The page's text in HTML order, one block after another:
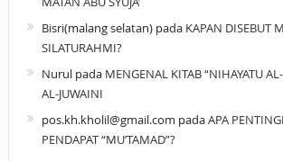
Bisri(malang selatan)pada KAPAN DISEBUT
SILATURAHMI?
Nurulpada MENGENAL KITAB “NIHAYATU
AL-JUWAINI
pos.kh.kholil@gmail.com padaAPA
PENDAPAT “MU’TAMAD”?